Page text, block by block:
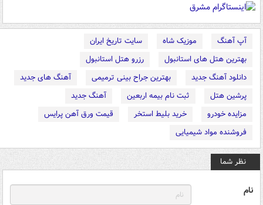
آپ آهنگ موزیک شاه
سایت تاریخ ایران
بهترین هتل های استانبول
رزرو هتل استانبول
دانلود آهنگ جدید
بهترین جراح بینی ترمیمی
آهنگ های جدید
پرشین هتل
ثبت نام بیمه اربعین
آهنگ جدید
مزایده خودرو
خرید بلیط استخر
قیمت ورق آهن پرایس
فروشنده مواد شیمیایی
نظر شما
نام